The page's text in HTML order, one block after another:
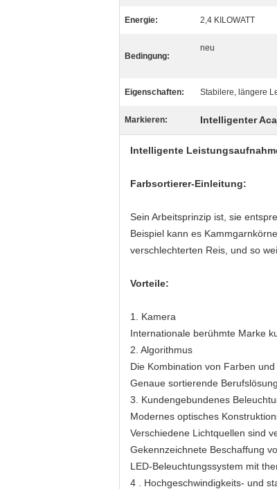
Energie: 2,4 KILOWATT
Bedingung:
neu
Eigenschaften: Stabilere, längere
Markieren: Intelligenter
Intelligente
Farbsortierer-Einleitung:
Sein Arbeitsprinzip ist, sie
Beispiel kann es
verschlechterten Reis, und so
Vorteile:
1. Kamera
Internationale berühmte Marke
2. Algorithmus
Die Kombination von Farben
Genaue sortierende
3. Kundengebundenes
Modernes optisches
Verschiedene Lichtquellen sind
Gekennzeichnete Beschaffung
LED-Beleuchtungssystem mit
4 . Hochgeschwindigkeits- und